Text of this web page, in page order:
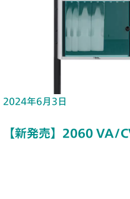
2024年6月3日
【新発売】2060 VA/